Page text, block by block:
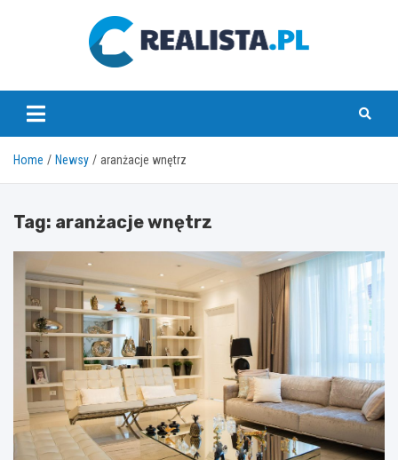
realista.pl
Home Newsy aranżacje wnętrz
Tag: aranżacje wnętrz